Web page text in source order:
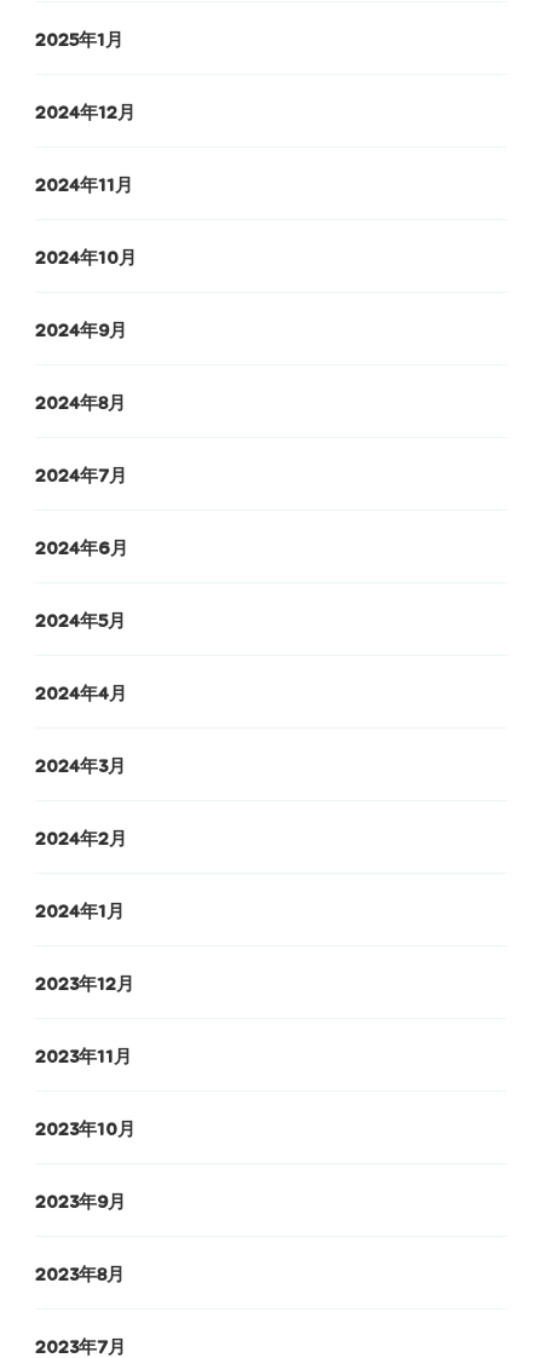
2025年1月
2024年12月
2024年11月
2024年10月
2024年9月
2024年8月
2024年7月
2024年6月
2024年5月
2024年4月
2024年3月
2024年2月
2024年1月
2023年12月
2023年11月
2023年10月
2023年9月
2023年8月
2023年7月